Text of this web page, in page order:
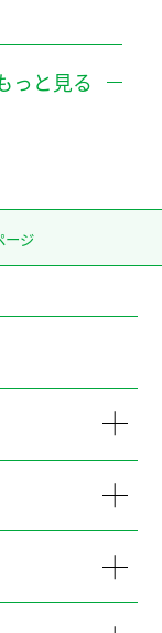
っと見る
ージ